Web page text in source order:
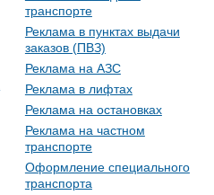
транспорте
Реклама в пунктах выдачи
заказов (ПВЗ)
Реклама на АЗС
Реклама в лифтах
Реклама на остановках
Реклама на частном
транспорте
Оформление специального
транспорта